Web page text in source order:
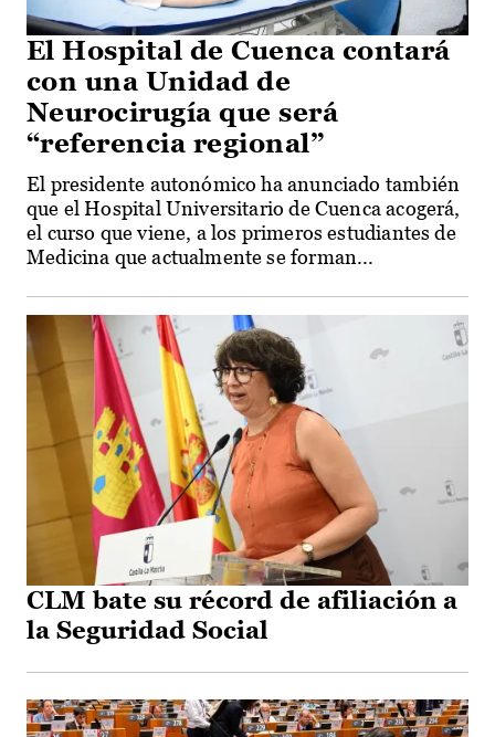
El Hospital de Cuenca contará
con una Unidad de
Neurocirugía que será
“referencia regional”
El presidente autonómico ha anunciado también
que el Hospital Universitario de Cuenca acogerá,
el curso que viene, a los primeros estudiantes de
Medicina que actualmente se forman...
CLM bate su récord de afiliación a
la Seguridad Social